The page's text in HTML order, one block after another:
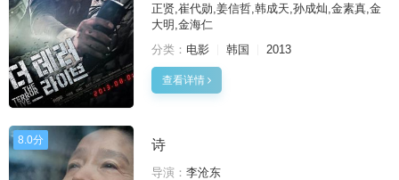
正贤,崔代勋,姜信哲,韩成天,孙成灿,金素真,金
大明,金海仁
分类： 电影 韩国 2013
查看详情
8.0分 诗
导演： 李沧东